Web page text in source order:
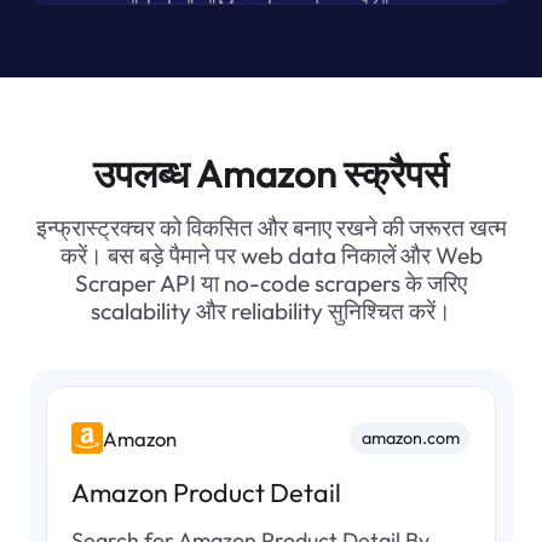
                "date": "Monday, June 16",
              {
              },
              {
                "date": "Monday, June 16",
                "type": "FREE delivery"
              },
              {
                "date": "Saturday, June 14",
            ]
        ],
"https://m.media-amazon.com/
उपलब्ध Amazon स्क्रैपर्स
इन्फ्रास्ट्रक्चर को विकसित और बनाए रखने की जरूरत खत्म
करें। बस बड़े पैमाने पर web data निकालें और Web
Scraper API या no-code scrapers के जरिए
scalability और reliability सुनिश्चित करें।
Amazon
Amazon Product Detail
amazon.com